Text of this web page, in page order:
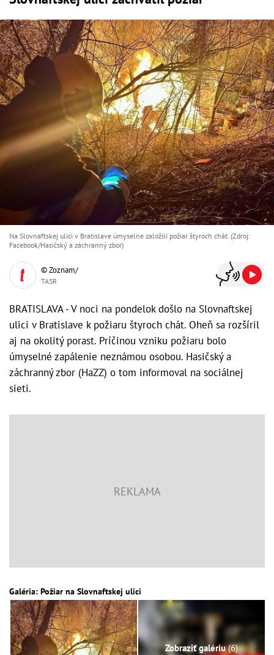
Na Slovnaftskej ulici v Bratislave úmyselne založili požiar štyroch chát. (Zdroj:
Facebook/Hasičský a záchranný zbor )
© Zoznam/
TASR
BRATISLAVA - V noci na pondelok došlo na Slovnaftskej
ulici v Bratislave k požiaru štyroch chát. Oheň sa rozšíril
aj na okolitý porast. Príčinou vzniku požiaru bolo
úmyselné zapálenie neznámou osobou. Hasičský a
záchranný zbor (HaZZ) o tom informoval na sociálnej
sieti.
Galéria: Požiar na Slovnaftskej ulici
Zobraziť galériu(6)